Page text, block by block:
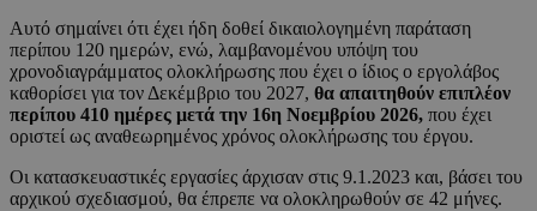
Αυτό σημαίνει ότι έχει ήδη δοθεί δικαιολογημένη παράταση
περίπου 120 ημερών, ενώ, λαμβανομένου υπόψη του
χρονοδιαγράμματος ολοκλήρωσης που έχει ο ίδιος ο εργολάβος
καθορίσει για τον Δεκέμβριο του 2027, θα απαιτηθούν επιπλέον
περίπου 410 ημέρες μετά την 16η Νοεμβρίου 2026, που έχει
οριστεί ως αναθεωρημένος χρόνος ολοκλήρωσης του έργου.
Οι κατασκευαστικές εργασίες άρχισαν στις 9.1.2023 και, βάσει του
αρχικού σχεδιασμού, θα έπρεπε να ολοκληρωθούν σε 42 μήνες.